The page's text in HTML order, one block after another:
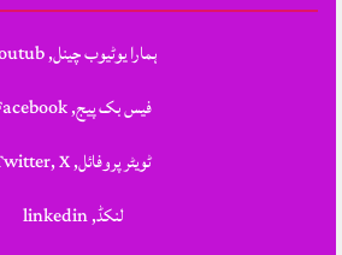
ہمارا یوٹیوب چینل, Youtub
فیس بک پیج, Facebook
ٹویٹر پروفائل, Twitter, X
لنکڈ, linkedin